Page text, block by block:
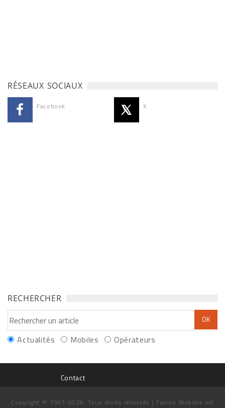
RÉSEAUX SOCIAUX
Facebook X
RECHERCHER
Actualités Mobiles Opérateurs
Contact
Copyright © 1997-2026. Tous droits réservés | France Mobiles est